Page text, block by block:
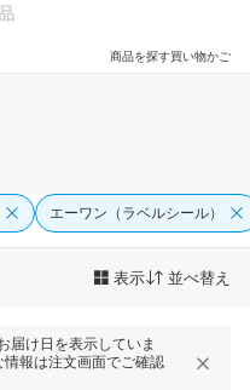
買い物かご
商品を探す
エーワン（ラベルシール）
表示 並べ替え
届け日を表示していま
報は注文画面でご確認